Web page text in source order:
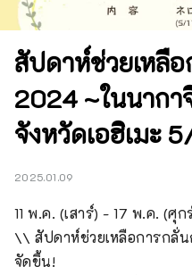
สัปดาห์ช่วยเหลื
2024 ~ในนากา
จังหวัดเอฮิเมะ
2025.01.09
11 พ.ค. (เสาร์) - 17 พ.ค. (ศุก
\\ สัปดาห์ช่วยเหลือการกลั่
จัดขึ้น!